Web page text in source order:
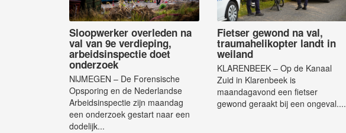
Sloopwerker overleden na
val van 9e verdieping,
arbeidsinspectie doet
onderzoek
NIJMEGEN – De Forensische
Opsporing en de Nederlandse
Arbeidsinspectie zijn maandag
een onderzoek gestart naar een
dodelijk...
Fietser gewond na val,
traumahelikopter landt in
weiland
KLARENBEEK – Op de Kanaal
Zuid in Klarenbeek is
maandagavond een fietser
gewond geraakt bij een ongeval....